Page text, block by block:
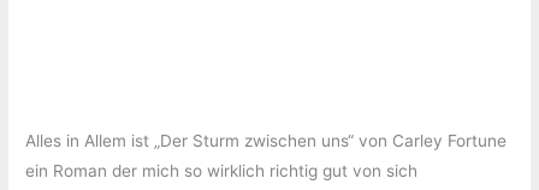
Alles in Allem ist „Der Sturm zwischen uns“ von Carley Fortune
ein Roman der mich so wirklich richtig gut von sich